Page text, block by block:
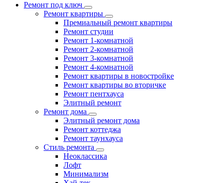
Ремонт под ключ
Ремонт квартиры
Премиальный ремонт квартиры
Ремонт студии
Ремонт 1-комнатной
Ремонт 2-комнатной
Ремонт 3-комнатной
Ремонт 4-комнатной
Ремонт квартиры в новостройке
Ремонт квартиры во вторичке
Ремонт пентхауса
Элитный ремонт
Ремонт дома
Элитный ремонт дома
Ремонт коттеджа
Ремонт таунхауса
Стиль ремонта
Неоклассика
Лофт
Минимализм